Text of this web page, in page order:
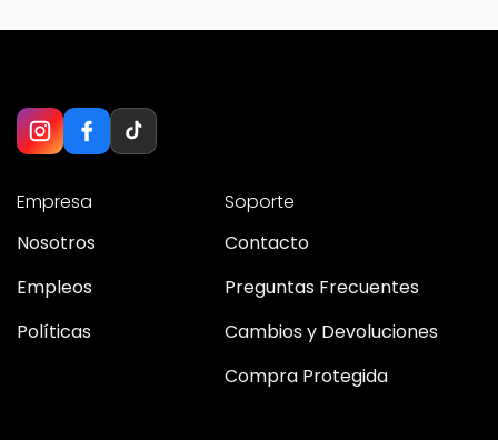
Empresa
Nosotros
Empleos
Políticas
Soporte
Contacto
Preguntas Frecuentes
Cambios y Devoluciones
Compra Protegida